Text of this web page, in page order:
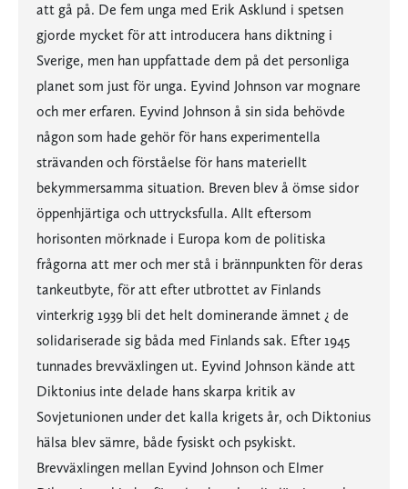
att gå på. De fem unga med Erik Asklund i spetsen
gjorde mycket för att introducera hans diktning i
Sverige, men han uppfattade dem på det personliga
planet som just för unga. Eyvind Johnson var mognare
och mer erfaren. Eyvind Johnson å sin sida behövde
någon som hade gehör för hans experimentella
strävanden och förståelse för hans materiellt
bekymmersamma situation. Breven blev å ömse sidor
öppenhjärtiga och uttrycksfulla. Allt eftersom
horisonten mörknade i Europa kom de politiska
frågorna att mer och mer stå i brännpunkten för deras
tankeutbyte, för att efter utbrottet av Finlands
vinterkrig 1939 bli det helt dominerande ämnet ¿ de
solidariserade sig båda med Finlands sak. Efter 1945
tunnades brevväxlingen ut. Eyvind Johnson kände att
Diktonius inte delade hans skarpa kritik av
Sovjetunionen under det kalla krigets år, och Diktonius
hälsa blev sämre, både fysiskt och psykiskt.
Brevväxlingen mellan Eyvind Johnson och Elmer